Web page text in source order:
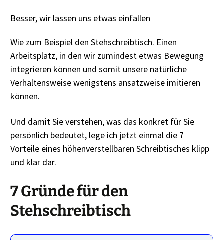
Besser, wir lassen uns etwas einfallen
Wie zum Beispiel den Stehschreibtisch. Einen
Arbeitsplatz, in den wir zumindest etwas Bewegung
integrieren können und somit unsere natürliche
Verhaltensweise wenigstens ansatzweise imitieren
können.
Und damit Sie verstehen, was das konkret für Sie
persönlich bedeutet, lege ich jetzt einmal die 7
Vorteile eines höhenverstellbaren Schreibtisches klipp
und klar dar.
7 Gründe für den
Stehschreibtisch